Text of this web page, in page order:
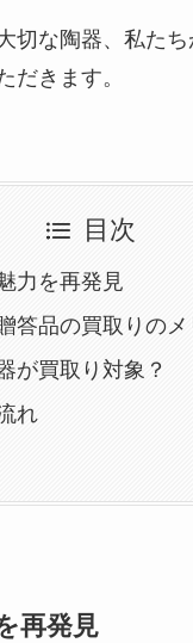
切な陶器、私たち
だきます。
目次
力を再発見
答品の買取りのメ
が買取り対象？
れ
再発見